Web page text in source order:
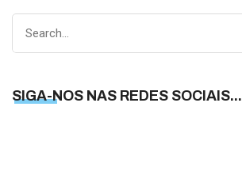
SIGA-NOS NAS REDES SOCIAIS...